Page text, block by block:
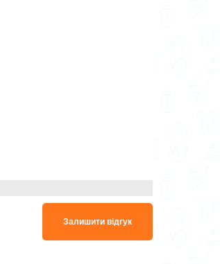
Залишити відгук